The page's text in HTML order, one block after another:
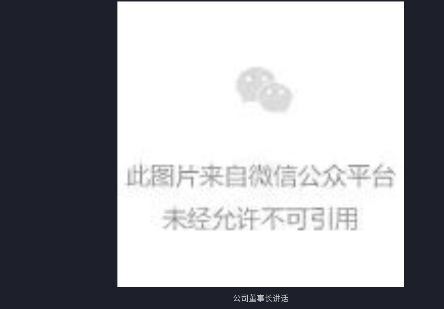
公司董事长讲话